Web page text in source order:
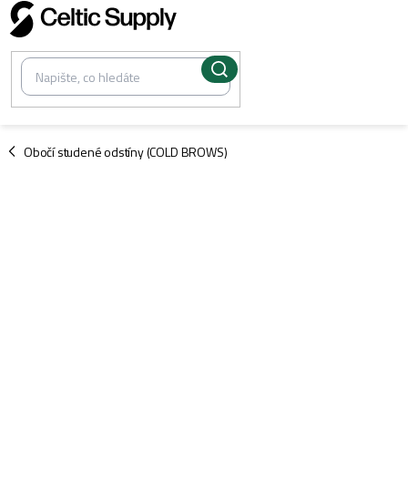
Přejít
na
obsah
Obočí studené odstíny (COLD BROWS)
/